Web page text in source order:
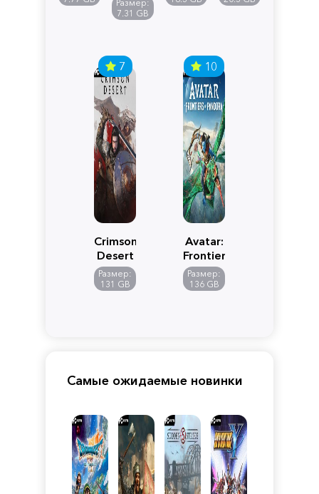
Edition
Размер:
7.31 GB
7
Crimson
Desert
Размер:
131 GB
10
Avatar:
Frontiers
of
Pandora
Размер:
136 GB
Самые ожидаемые новинки